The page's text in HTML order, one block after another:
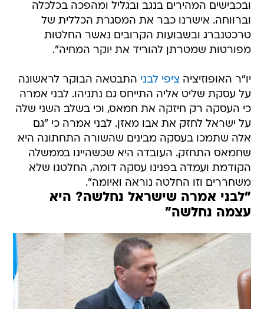
ובכבישים המהירים בנגב ובגליל ומהפכה בכלכלה
וברווחה. אישרנו כבר את המסגרת הכללית של
טרכטנברג ובשבועות הקרובים נאשר החלטות
מפורטות שמטרתן להוריד את יוקר המחיה".
יו"ר האופוזיציה ציפי לבני התבטאה הבוקר לראשונה
על עסקת שליט אליה התייחס גם נתניהו. לבני אמרה
כי העסקה רק חיזקה את חמאס, וכי בשלב השני שלה
על ישראל לחזק את אבו מאזן. לבני אמרה כי "גם
אלה שתמכו בעסקה מבינים שהשורה התחתונה היא
שחמאס התחזק. העובדה היא שכשהיינו בממשלה
הקודמת ועמדה בפנינו עסקה דומה, החלטנו שלא
משחררים וזו החלטה נוראה ואיומה".
"לבני אמרה שישראל נחלשה? היא
עצמה נחלשה"